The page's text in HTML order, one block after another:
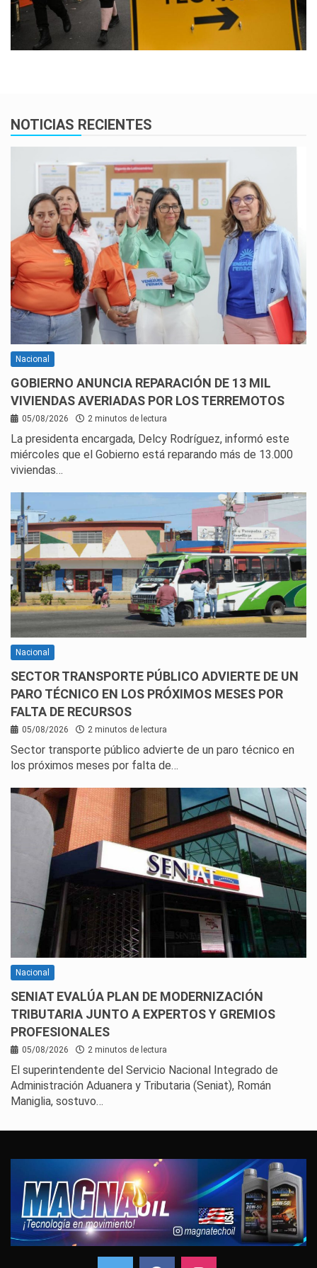
NOTICIAS RECIENTES
Nacional
GOBIERNO ANUNCIA REPARACIÓN DE 13 MIL
VIVIENDAS AVERIADAS POR LOS TERREMOTOS
05/08/2026 2 minutos de lectura
La presidenta encargada, Delcy Rodríguez, informó este
miércoles que el Gobierno está reparando más de 13.000
viviendas…
Nacional
SECTOR TRANSPORTE PÚBLICO ADVIERTE DE UN
PARO TÉCNICO EN LOS PRÓXIMOS MESES POR
FALTA DE RECURSOS
05/08/2026 2 minutos de lectura
Sector transporte público advierte de un paro técnico en
los próximos meses por falta de…
Nacional
SENIAT EVALÚA PLAN DE MODERNIZACIÓN
TRIBUTARIA JUNTO A EXPERTOS Y GREMIOS
PROFESIONALES
05/08/2026 2 minutos de lectura
El superintendente del Servicio Nacional Integrado de
Administración Aduanera y Tributaria (Seniat), Román
Maniglia, sostuvo…